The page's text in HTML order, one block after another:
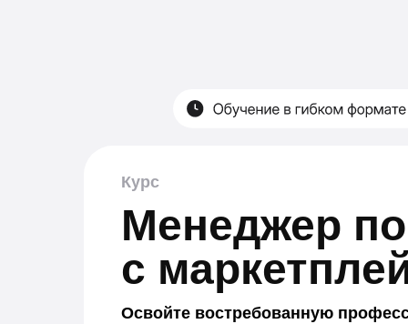
Менеджер
с
Освойте востребованную
Курс